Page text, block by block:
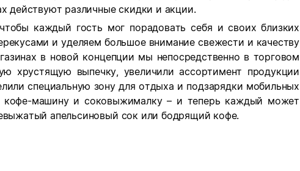
действуют различные скидки и акции.
каждый гость мог порадовать себя и своих близких
и уделяем большое внимание свежести и качеству
в новой концепции мы непосредственно в торговом
хрустящую выпечку, увеличили ассортимент продукции
специальную зону для отдыха и подзарядки мобильных
кофе-машину и соковыжималку – и теперь каждый может
апельсиновый сок или бодрящий кофе.